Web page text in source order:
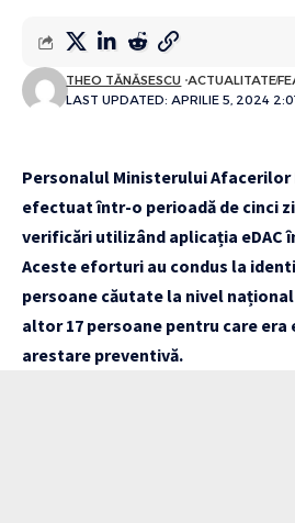
LAST UPDATED: APRILIE 5, 2024
THEO TĂNĂSESCU ACTUALITATE
Personalul Ministerului Afacerilor
efectuat într-o perioadă de cinci
verificări utilizând aplicația eDAC
Aceste eforturi au condus la
persoane căutate la nivel național
altor 17 persoane pentru care era
arestare preventivă.